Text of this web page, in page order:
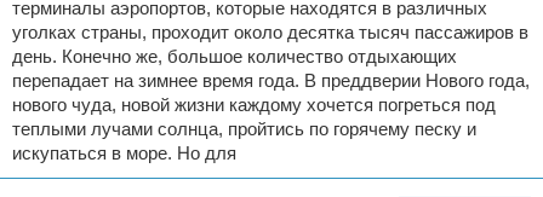
терминалы аэропортов, которые находятся в различных
уголках страны, проходит около десятка тысяч пассажиров в
день. Конечно же, большое количество отдыхающих
перепадает на зимнее время года. В преддверии Нового года,
нового чуда, новой жизни каждому хочется погреться под
теплыми лучами солнца, пройтись по горячему песку и
искупаться в море. Но для